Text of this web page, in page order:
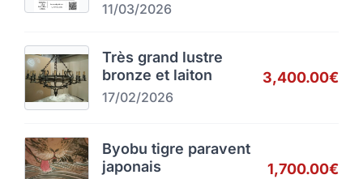
11/03/2026
Très grand lustre
bronze et laiton
17/02/2026
3,400.00€
Byobu tigre paravent
japonais
1,700.00€